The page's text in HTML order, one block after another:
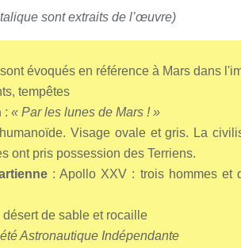
sont extraits de l’œuvre)
évoqués en référence à Mars dans
tempêtes
: « Par les lunes de Mars ! »
Visage ovale et gris. La
ont pris possession des Terriens.
: Apollo XXV : trois hommes et
désert de sable et rocaille
Astronautique Indépendante